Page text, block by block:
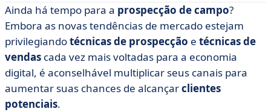
• Definição de prospecção em campo
• Vantagens da prospecção de vendas em campo
• Técnicas de prospecção em campo: antes da
prospecção
• Técnicas de prospecção de campo: durante a
prospecção
Ainda há tempo para a prospecção de campo?
Embora as novas tendências de mercado estejam
privilegiandotécnicas de prospecção e técnicas de
vendas cada vez mais voltadas para a economia
digital, é aconselhável multiplicar seus canais para
aumentar suas chances de alcançarclientes
potenciais.